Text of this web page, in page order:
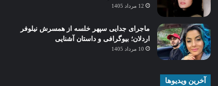
12 مرداد 1405
ماجرای جدایی سپهر خلسه از همسرش نیلوفر
اردلان؛ بیوگرافی و داستان آشنایی
10 مرداد 1405
آخرین ویدیوها